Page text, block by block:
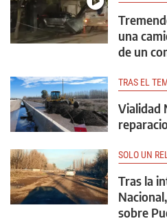
una
de un
TRAS EL
Vialidad
SOLO UN
Tras la
sobre